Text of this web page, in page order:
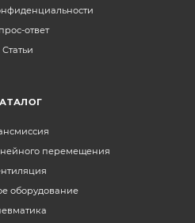
ответ
Статьи
перемещения
оборудование